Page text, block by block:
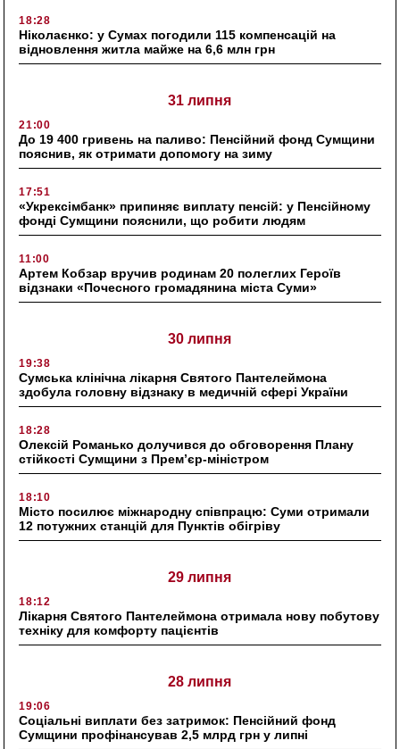
18:28
Ніколаєнко: у Сумах погодили 115 компенсацій на
відновлення житла майже на 6,6 млн грн
31 липня
21:00
До 19 400 гривень на паливо: Пенсійний фонд Сумщини
пояснив, як отримати допомогу на зиму
17:51
«Укрексімбанк» припиняє виплату пенсій: у Пенсійному
фонді Сумщини пояснили, що робити людям
11:00
Артем Кобзар вручив родинам 20 полеглих Героїв
відзнаки «Почесного громадянина міста Суми»
30 липня
19:38
Сумська клінічна лікарня Святого Пантелеймона
здобула головну відзнаку в медичній сфері України
18:28
Олексій Романько долучився до обговорення Плану
стійкості Сумщини з Прем’єр-міністром
18:10
Місто посилює міжнародну співпрацю: Суми отримали
12 потужних станцій для Пунктів обігріву
29 липня
18:12
Лікарня Святого Пантелеймона отримала нову побутову
техніку для комфорту пацієнтів
28 липня
19:06
Соціальні виплати без затримок: Пенсійний фонд
Сумщини профінансував 2,5 млрд грн у липні